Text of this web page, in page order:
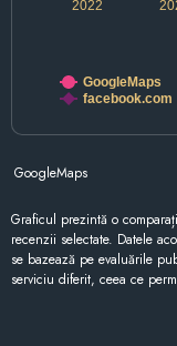
2022
GoogleMaps
facebook.com
GoogleMaps
Graficul prezintă o
recenzii selectate. Datele
se bazează pe evaluările
serviciu diferit, ceea ce